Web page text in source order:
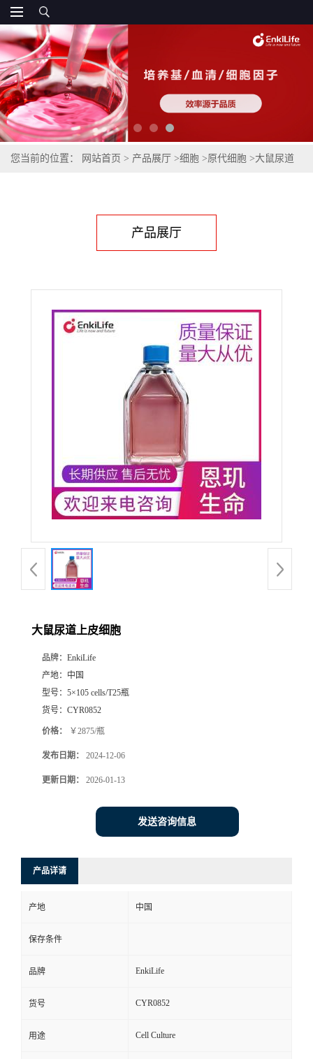
您当前的位置： 网站首页 > 产品展厅 >细胞 >原代细胞 >大鼠尿道
产品展厅
大鼠尿道上皮细胞
品牌： EnkiLife
产地： 中国
型号： 5×105 cells/T25瓶
货号： CYR0852
价格： ￥2875/瓶
发布日期： 2024-12-06
更新日期： 2026-01-13
发送咨询信息
产品详请
产地 中国
保存条件
品牌 EnkiLife
货号 CYR0852
用途 Cell Culture